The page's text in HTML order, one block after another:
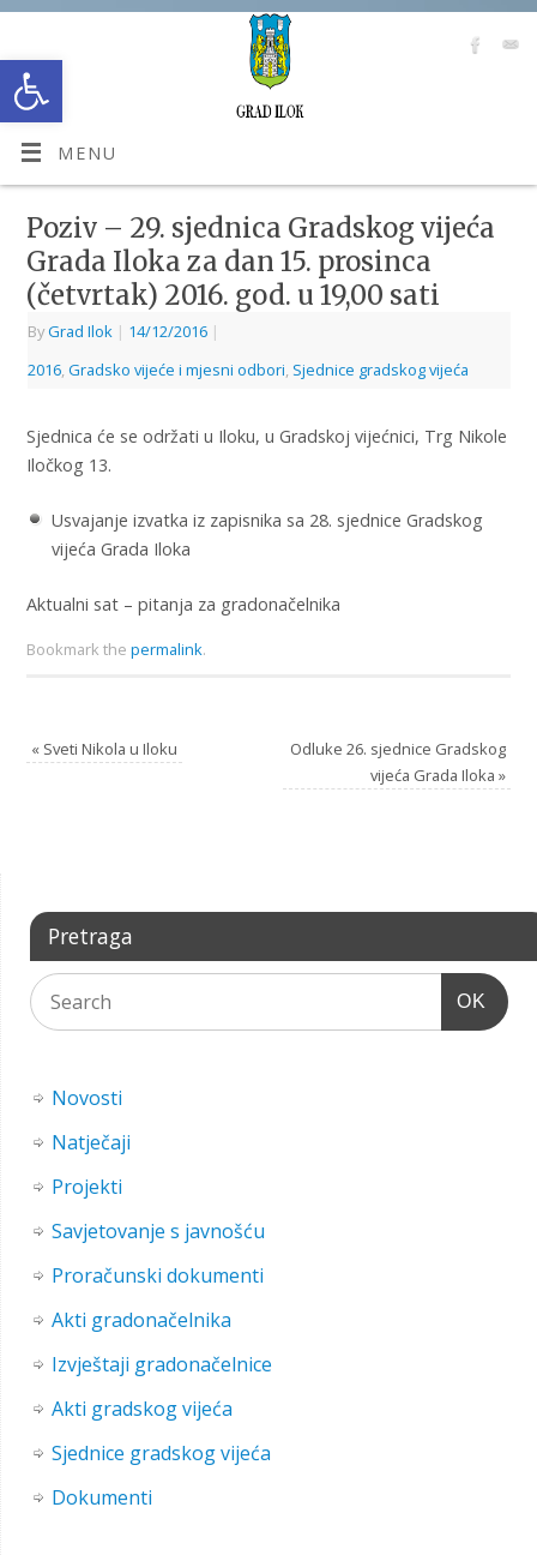
Open toolbar
MENU
Poziv – 29. sjednica Gradskog vijeća
Grada Iloka za dan 15. prosinca
(četvrtak) 2016. god. u 19,00 sati
ByGrad Ilok | 14/12/2016 |
2016, Gradsko vijeće i mjesni odbori Sjednice gradskog vijeća
Sjednica će se održati u Iloku, u Gradskoj vijećnici, Trg Nikole
Iločkog 13.
Usvajanje izvatka iz zapisnika sa 28. sjednice Gradskog
vijeća Grada Iloka
Aktualni sat – pitanja za gradonačelnika
Bookmark the permalink.
«Sveti Nikola u Iloku
Odluke 26. sjednice Gradskog
vijeća Grada Iloka»
Pretraga
OK
Novosti
Natječaji
Projekti
Savjetovanje s javnošću
Proračunski dokumenti
Akti gradonačelnika
Izvještaji gradonačelnice
Akti gradskog vijeća
Sjednice gradskog vijeća
Dokumenti